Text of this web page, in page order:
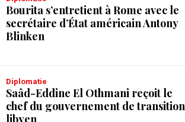
Bourita s’entretient à Rome avec le
secrétaire d’État américain Antony
Blinken
Diplomatie
Saâd-Eddine El Othmani reçoit le
chef du gouvernement de transition
libyen